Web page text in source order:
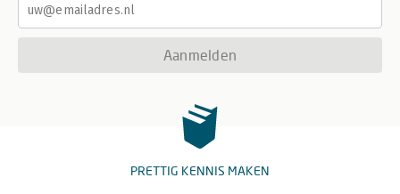
Aanmelden
PRETTIG KENNIS MAKEN